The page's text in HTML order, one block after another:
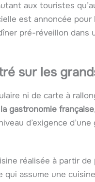
aux touristes
est annoncée
pré-réveillon dans
sur les
ni de carte à
gastronomie française
d’exigence
réalisée à partir de
qui assume une